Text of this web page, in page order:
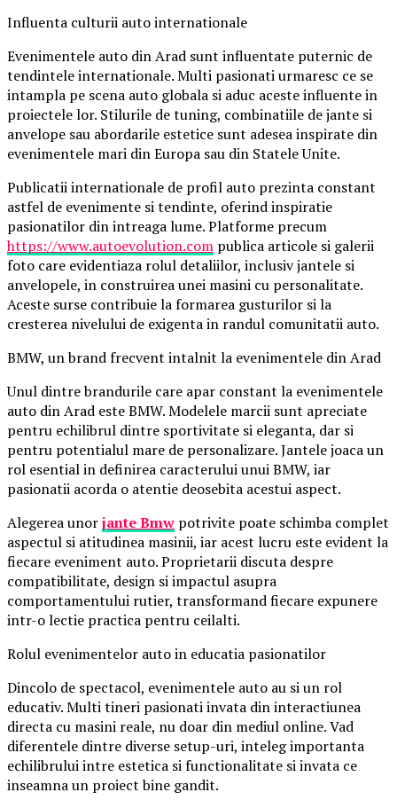
Influenta culturii auto internationale
Evenimentele auto din Arad sunt influentate puternic de
tendintele internationale. Multi pasionati urmaresc ce se
intampla pe scena auto globala si aduc aceste influente in
proiectele lor. Stilurile de tuning, combinatiile de jante si
anvelope sau abordarile estetice sunt adesea inspirate din
evenimentele mari din Europa sau din Statele Unite.
Publicatii internationale de profil auto prezinta constant
astfel de evenimente si tendinte, oferind inspiratie
pasionatilor din intreaga lume. Platforme precum
https://www.autoevolution.com publica articole si galerii
foto care evidentiaza rolul detaliilor, inclusiv jantele si
anvelopele, in construirea unei masini cu personalitate.
Aceste surse contribuie la formarea gusturilor si la
cresterea nivelului de exigenta in randul comunitatii auto.
BMW, un brand frecvent intalnit la evenimentele din Arad
Unul dintre brandurile care apar constant la evenimentele
auto din Arad este BMW. Modelele marcii sunt apreciate
pentru echilibrul dintre sportivitate si eleganta, dar si
pentru potentialul mare de personalizare. Jantele joaca un
rol esential in definirea caracterului unui BMW, iar
pasionatii acorda o atentie deosebita acestui aspect.
Alegerea unorjante Bmw potrivite poate schimba complet
aspectul si atitudinea masinii, iar acest lucru este evident la
fiecare eveniment auto. Proprietarii discuta despre
compatibilitate, design si impactul asupra
comportamentului rutier, transformand fiecare expunere
intr-o lectie practica pentru ceilalti.
Rolul evenimentelor auto in educatia pasionatilor
Dincolo de spectacol, evenimentele auto au si un rol
educativ. Multi tineri pasionati invata din interactiunea
directa cu masini reale, nu doar din mediul online. Vad
diferentele dintre diverse setup-uri, inteleg importanta
echilibrului intre estetica si functionalitate si invata ce
inseamna un proiect bine gandit.